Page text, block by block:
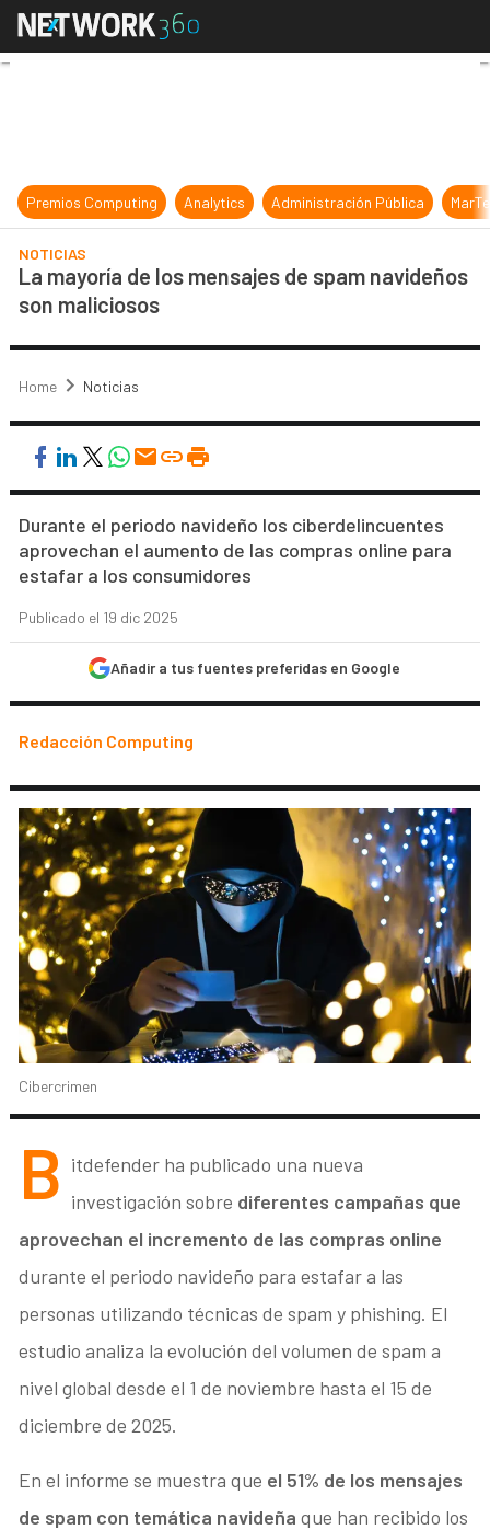
La mayoría de los mensajes de
Premios Computing Analytics Administración Pública
NOTICIAS
La mayoría de los mensajes de spam navideños
son maliciosos
Home Noticias
Durante el periodo navideño los ciberdelincuentes
aprovechan el aumento de las compras online para
estafar a los consumidores
Publicado el 19 dic 2025
Añadir a tus fuentes preferidas en Google
Redacción Computing
Cibercrimen
B itdefender ha publicado una nueva
investigación sobre diferentes campañas que
aprovechan el incremento de las compras online
durante el periodo navideño para estafar a las
personas utilizando técnicas de spam y phishing. El
estudio analiza la evolución del volumen de spam a
nivel global desde el 1 de noviembre hasta el 15 de
diciembre de 2025.
En el informe se muestra que el 51% de los mensajes
de spam con temática navideñaque han recibido los